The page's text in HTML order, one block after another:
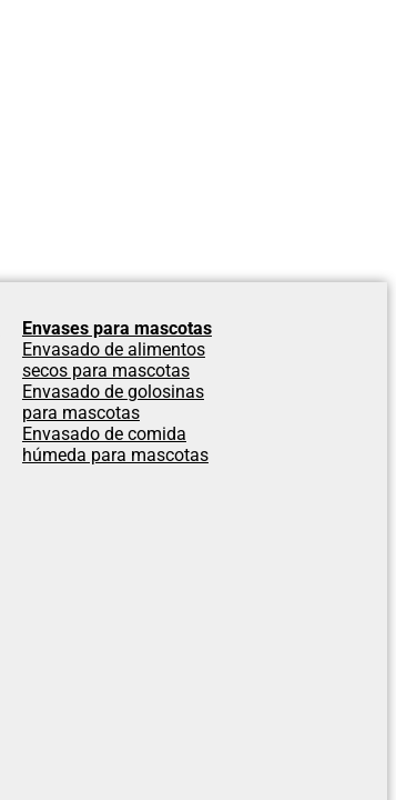
Envases para mascotas
Envasado de alimentos
secos para mascotas
Envasado de golosinas
para mascotas
Envasado de comida
húmeda para mascotas